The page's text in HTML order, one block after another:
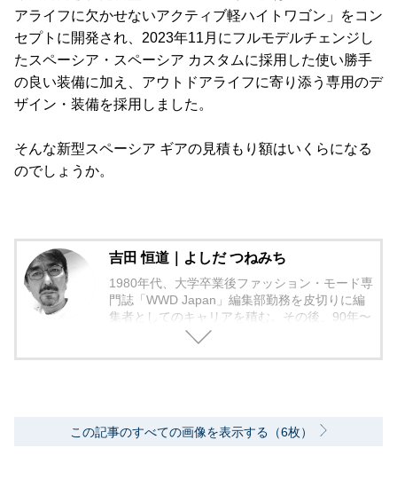
アライフに欠かせないアクティブ軽ハイトワゴン」をコン
セプトに開発され、2023年11月にフルモデルチェンジし
たスペーシア・スペーシア カスタムに採用した使い勝手
の良い装備に加え、アウトドアライフに寄り添う専用のデ
ザイン・装備を採用しました。
そんな新型スペーシア ギアの見積もり額はいくらになる
のでしょうか。
吉田 恒道｜よしだ つねみち
1980年代、大学卒業後ファッション・モード専
門誌「WWD Japan」編集部勤務を皮切りに編
集者としてのキャリアを積む。その後、90年〜
2000年代、中堅出版社ダイヤモンド社の自動車
この記事のすべての画像を表示する（6枚）